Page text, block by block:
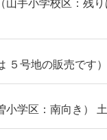
山手小学校区：残
５号地の販売です
小学区：南向き）